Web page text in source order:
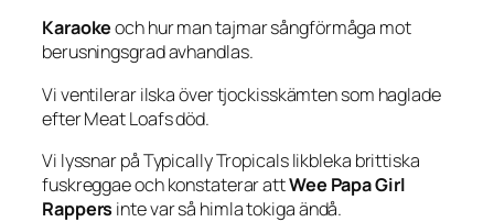
Karaokeoch hur man tajmar sångförmåga mot
berusningsgrad avhandlas.
Vi ventilerar ilska över tjockisskämten som haglade
efter Meat Loafs död.
Vi lyssnar på Typically Tropicals likbleka brittiska
fuskreggae och konstaterar attWee Papa Girl
Rappers inte var så himla tokiga ändå.